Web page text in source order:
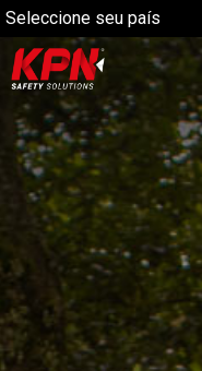
Seleccione seu país